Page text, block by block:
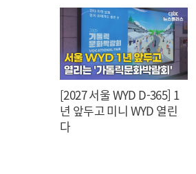
[2027 서울 WYD D-365] 1
년 앞두고 미니 WYD 열린
다